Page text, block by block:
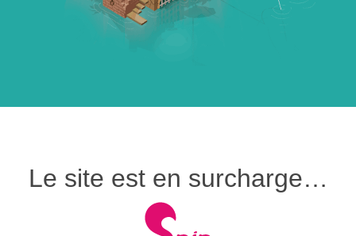
Le site est en surcharge…